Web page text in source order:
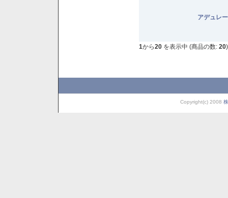
アデュレ
1から20 を表示中 (商品の数: 20)
Copyright(c) 2008